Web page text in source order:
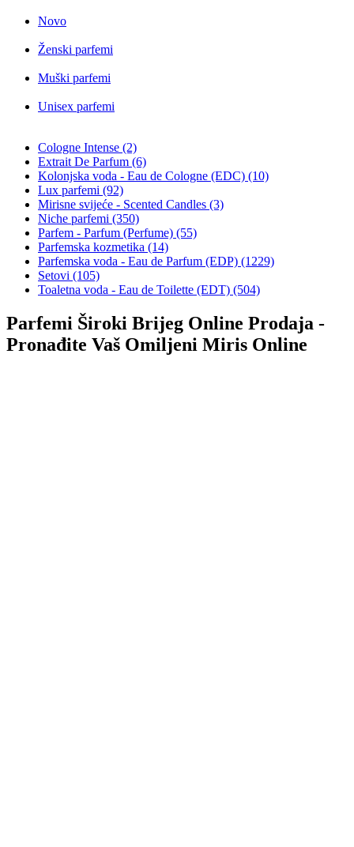
Novo
Ženski parfemi
Muški parfemi
Unisex parfemi
Cologne Intense (2)
Extrait De Parfum (6)
Kolonjska voda - Eau de Cologne (EDC) (10)
Lux parfemi (92)
Mirisne svijeće - Scented Candles (3)
Niche parfemi (350)
Parfem - Parfum (Perfume) (55)
Parfemska kozmetika (14)
Parfemska voda - Eau de Parfum (EDP) (1229)
Setovi (105)
Toaletna voda - Eau de Toilette (EDT) (504)
Parfemi Široki Brijeg Online Prodaja -
Pronađite Vaš Omiljeni Miris Online